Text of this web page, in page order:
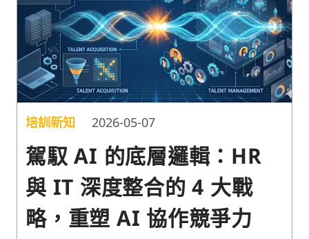
培訓新知 2026-05-07
駕馭 AI 的底層邏輯：HR
與 IT 深度整合的 4 大戰
略，重塑 AI 協作競爭力